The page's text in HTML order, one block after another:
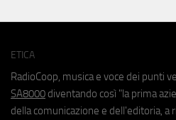
ETICA
RadioCoop, musica e voce dei punti
SA8000 diventando così "la prima
della comunicazione e dell'editoria, a